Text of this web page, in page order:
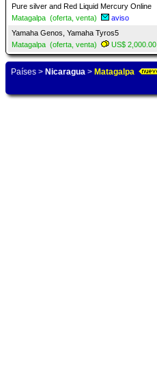
Pure silver and Red Liquid Mercury Online
Matagalpa (oferta, venta)
aviso
Yamaha Genos, Yamaha Tyros5
Matagalpa (oferta, venta)
US$ 2,000.00
Países > Nicaragua > Matagalpa